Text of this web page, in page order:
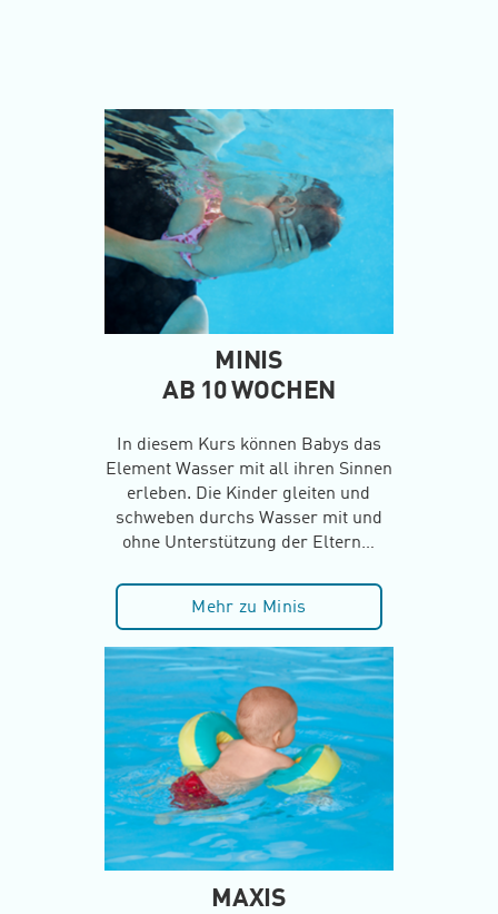
MINIS
AB 10 WOCHEN
In diesem Kurs können Babys das
Element Wasser mit all ihren Sinnen
erleben. Die Kinder gleiten und
schweben durchs Wasser mit und
ohne Unterstützung der Eltern…
Mehr zu Minis
MAXIS